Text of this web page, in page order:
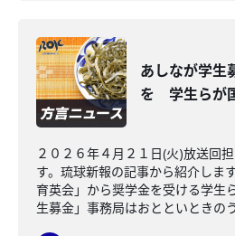
あしなが学生
を 学生らが
２０２６年４月２１日(火)放送回
す。琉球新報の記事から紹介しま
育英会」から奨学金を受ける学生
生募金」事務局はおとといときの